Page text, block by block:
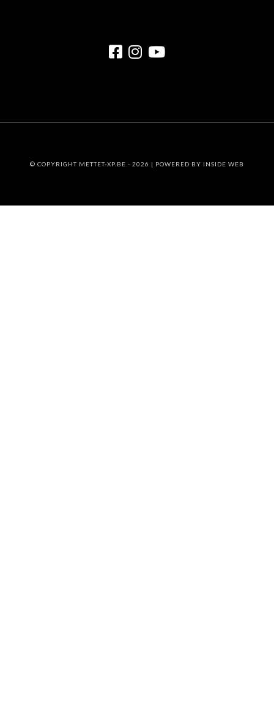
© COPYRIGHT METTET-XP.BE - 2026 | POWERED BY INSIDE WEB